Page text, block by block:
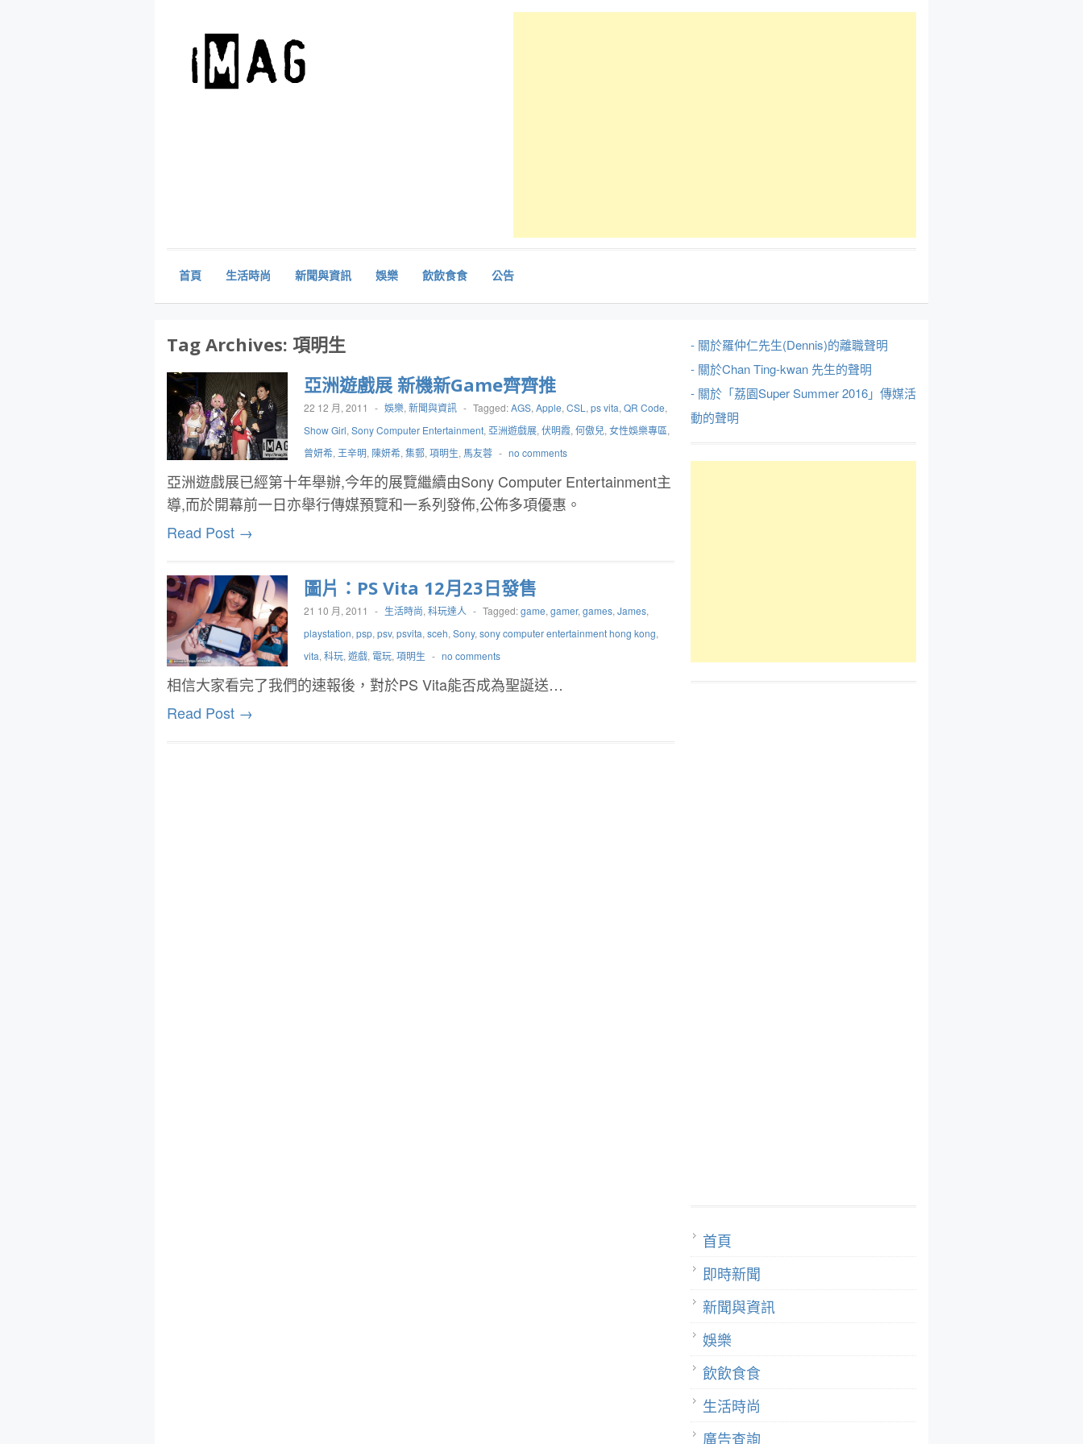
首頁 生活時尚 新聞與資訊 娛樂 飲飲食食 公告
Tag Archives: 項明生
亞洲遊戲展 新機新Game齊齊推
22 12 月, 2011 - 娛樂, 新聞與資訊 - Tagged:AGS, Apple, CSL , ps vita, QR Code,
Show Girl, Sony Computer Entertainment, 亞洲遊戲展, 伏明霞, 何傲兒, 女性娛樂專區,
曾妍希, 王辛明, 陳妍希, 集郵, 項明生, 馬友蓉 - no comments
亞洲遊戲展已經第十年舉辦,今年的展覽繼續由Sony Computer Entertainment主
導,而於開幕前一日亦舉行傳媒預覽和一系列發佈,公佈多項優惠。
Read Post →
圖片：PS Vita 12月23日發售
21 10 月, 2011 - 生活時尚, 科玩達人 - Tagged:game, gamer, games, James,
playstation, psp, psv, psvita, sceh, Sony, sony computer entertainment hong kong,
vita, 科玩, 遊戲, 電玩, 項明生 - no comments
相信大家看完了我們的速報後，對於PS Vita能否成為聖誕送…
Read Post →
- 關於羅仲仁先生(Dennis)的離職聲明
- 關於Chan Ting-kwan 先生的聲明
- 關於「荔園Super Summer 2016」傳媒活
動的聲明
首頁
即時新聞
新聞與資訊
娛樂
飲飲食食
生活時尚
廣告查詢